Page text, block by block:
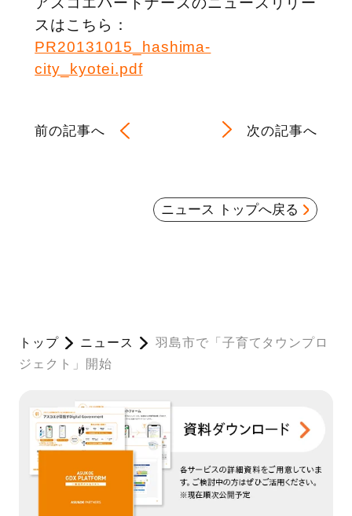
スはこちら：
PR20131015_hashima-
city_kyotei.pdf
前の記事へ 次の記事へ
ニュース トップへ戻る
トップ ニュース
羽島市で「子育てタウンプロ
ジェクト」開始